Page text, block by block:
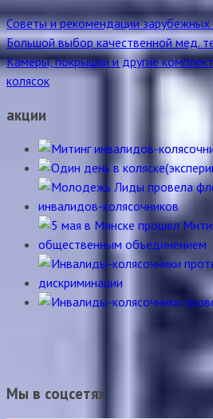
Советы и рекомендации зарубежных
Большой выбор качественной мед.
Камеры, покрышки и другие
колясок
акции
Мы в соцсетях